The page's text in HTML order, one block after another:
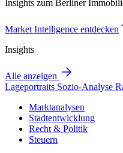
Insights zum Berliner
Market Intelligence entdecken
Insights
Alle anzeigen
Lageportraits Sozio-Analyse
Marktanalysen
Stadtentwicklung
Recht & Politik
Steuern